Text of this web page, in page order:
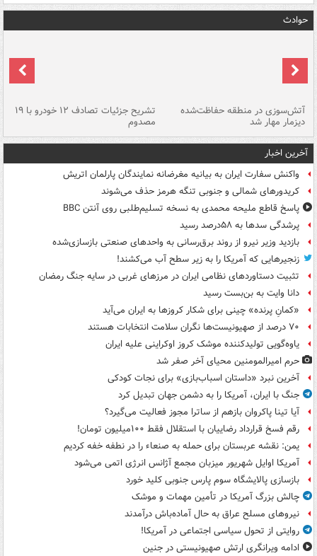
حوادث
آتش‌سوزی در منطقه حفاظت‌شده
دیزمار مهار شد
تشریح جزئیات تصادف ۱۲ خودرو با ۱۹
مصدوم
آخرین اخبار
واکنش سفارت ایران به بیانیه مغرضانه نمایندگان پارلمان اتریش
کریدورهای شمالی و جنوبی تنگه هرمز حذف می‌شوند
پاسخ قاطع ملیحه محمدی به نسخه تسلیم‌طلبی روی آنتن BBC
پرشدگی سدها به ۵۸درصد رسید
بازدید وزیر نیرو از روند برق‌رسانی به واحدهای صنعتی بازسازی‌شده
زنجیرهایی که آمریکا را به زیر سطح آب می‌کشند!
تثبیت دستاوردهای نظامی ایران در مرزهای غربی در سایه جنگ رمضان
دانا وایت به بن‌بست رسید
«کمانِ پرنده» چینی برای شکار کروزها به ایران می‌آید
۷۰ درصد از صهیونیست‌ها نگران سلامت انتخابات هستند
یاوه‌گویی تولیدکننده موشک کروز اوکراینی علیه ایران
حرم امیرالمومنین محیای آخر صفر شد
آخرین نبرد «داستان اسباب‌بازی» برای نجات کودکی
جنگ با ایران، آمریکا را به دشمن جهان تبدیل کرد
آیا تینا پاکروان بازهم از ساترا مجوز فعالیت می‌گیرد؟
رقم فسخ قرارداد رضاییان با استقلال فقط ۱۰۰میلیون تومان!
یمن: نقشه عربستان برای حمله به صنعاء را در نطفه خفه کردیم
آمریکا اوایل شهریور میزبان مجمع آژانس انرژی اتمی می‌شود
بازسازی پالایشگاه سوم پارس جنوبی کلید خورد
چالش بزرگ آمریکا در تأمین مهمات و موشک
نیروهای مسلح عراق به حال آماده‌باش درآمدند
روایتی از تحول سیاسی اجتماعی در آمریکا!
ادامه ویرانگری ارتش صهیونیستی در جنین